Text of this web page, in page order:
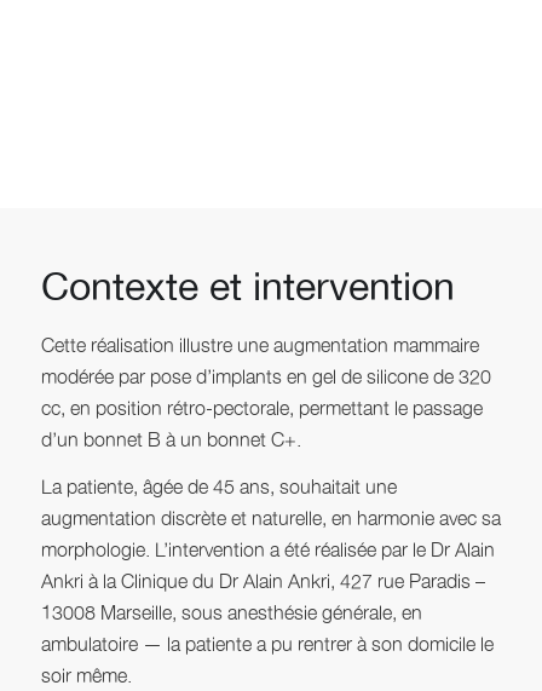
Contexte et intervention
Cette réalisation illustre une augmentation mammaire
modérée par pose d’implants en gel de silicone de 320
cc, en position rétro-pectorale, permettant le passage
d’un bonnet B à un bonnet C+.
La patiente, âgée de 45 ans, souhaitait une
augmentation discrète et naturelle, en harmonie avec sa
morphologie. L’intervention a été réalisée par le Dr Alain
Ankri à la Clinique du Dr Alain Ankri, 427 rue Paradis –
13008 Marseille, sous anesthésie générale, en
ambulatoire — la patiente a pu rentrer à son domicile le
soir même.